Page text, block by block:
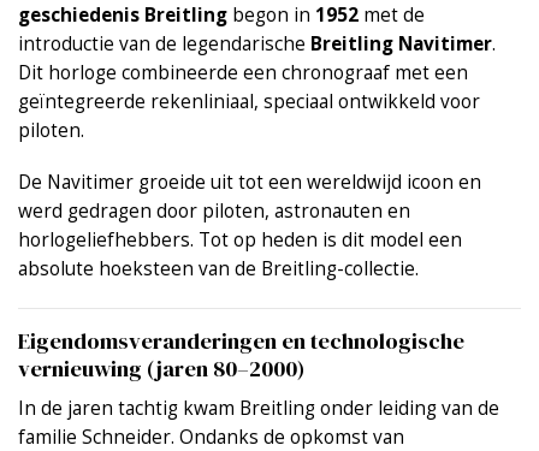
geschiedenis Breitling begon in 1952 met de
introductie van de legendarische Breitling Navitimer.
Dit horloge combineerde een chronograaf met een
geïntegreerde rekenliniaal, speciaal ontwikkeld voor
piloten.
De Navitimer groeide uit tot een wereldwijd icoon en
werd gedragen door piloten, astronauten en
horlogeliefhebbers. Tot op heden is dit model een
absolute hoeksteen van de Breitling-collectie.
Eigendomsveranderingen en technologische
vernieuwing (jaren 80–2000)
In de jaren tachtig kwam Breitling onder leiding van de
familie Schneider. Ondanks de opkomst van